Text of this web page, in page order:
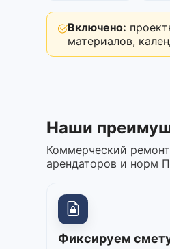
Включено:
материалов,
Наши
Коммерческий
арендаторов и норм
Фиксируем